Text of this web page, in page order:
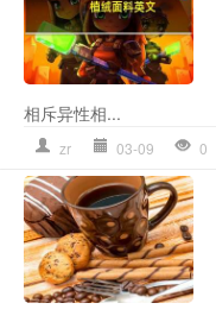
相斥异性相...
zr 03-09 0